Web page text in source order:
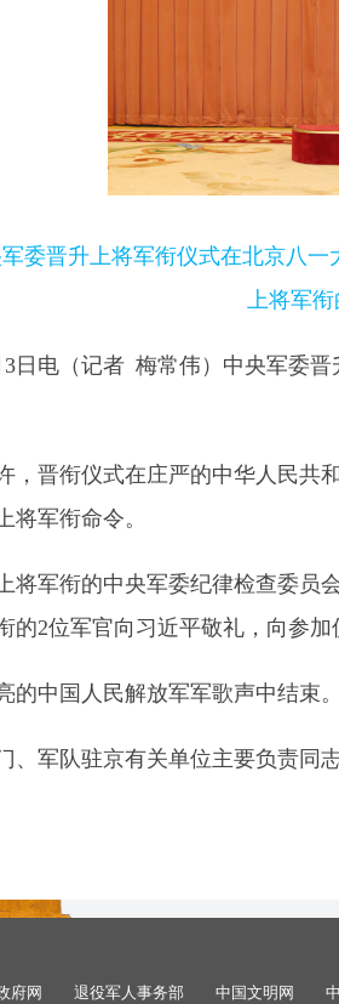
委晋升上将军衔仪式在北京八
上将军
日电（记者 梅常伟）中央军委
许，晋衔仪式在庄严的中华人民
将军衔命令。
将军衔的中央军委纪律检查委员
的2位军官向习近平敬礼，向参
的中国人民解放军军歌声中结束
、军队驻京有关单位主要负责同
府网
退役军人事务部 中国文明网